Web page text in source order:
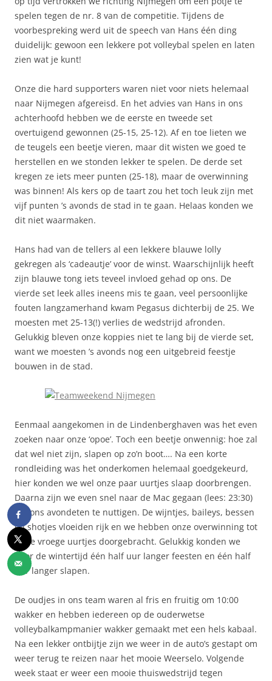
spelen tegen de nr. 8 van de competitie. Tijdens de
voorbespreking werd uit de speech van Hans één ding
duidelijk: gewoon een lekkere pot volleybal spelen en laten
zien wat je kunt!
Onze die hard supporters waren niet voor niets helemaal
naar Nijmegen afgereisd. En het advies van Hans in ons
achterhoofd hebben we de eerste en tweede set
overtuigend gewonnen (25-15, 25-12). Af en toe lieten we
de teugels een beetje vieren, maar dit wisten we goed te
herstellen en we stonden lekker te spelen. De derde set
kregen ze iets meer punten (25-18), maar de overwinning
was binnen! Als kers op de taart zou het toch leuk zijn met
vijf punten ’s avonds de stad in te gaan. Helaas konden we
dit niet waarmaken.
Hans had van de tellers al een lekkere blauwe lolly
gekregen als ‘cadeautje’ voor de winst. Waarschijnlijk heeft
zijn blauwe tong iets teveel invloed gehad op ons. De
vierde set leek alles ineens mis te gaan, veel persoonlijke
fouten langzamerhand kwam Pegasus dichterbij de 25. We
moesten met 25-13(!) verlies de wedstrijd afronden.
Gelukkig bleven onze koppies niet te lang bij de vierde set,
want we moesten ’s avonds nog een uitgebreid feestje
bouwen in de stad.
Eenmaal aangekomen in de Lindenberghaven was het even
zoeken naar onze ‘opoe’. Toch een beetje onwennig: hoe zal
dat wel niet zijn, slapen op zo’n boot…. Na een korte
rondleiding was het onderkomen helemaal goedgekeurd,
hier konden we wel onze paar uurtjes slaap doorbrengen.
Daarna zijn we even snel naar de Mac gegaan (lees: 23:30)
om ons avondeten te nuttigen. De wijntjes, baileys, bessen
en shotjes vloeiden rijk en we hebben onze overwinning tot
in de vroege uurtjes doorgebracht. Gelukkig konden we
door de wintertijd één half uur langer feesten en één half
uur langer slapen.
De oudjes in ons team waren al fris en fruitig om 10:00
wakker en hebben iedereen op de ouderwetse
volleybalkampmanier wakker gemaakt met een hels kabaal.
Na een lekker ontbijtje zijn we weer in de auto’s gestapt om
weer terug te reizen naar het mooie Weerselo. Volgende
week staat er weer een mooie thuiswedstrijd tegen